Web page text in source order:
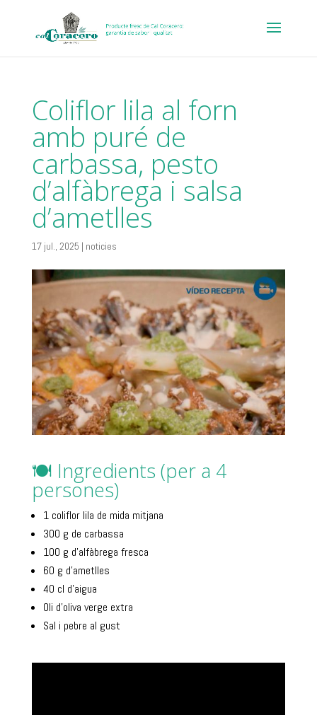
Coliflor lila al forn
amb puré de
carbassa, pesto
d’alfàbrega i salsa
d’ametlles
17 jul., 2025 | noticies
🍽️ Ingredients (per a 4
persones)
1 coliflor lila de mida mitjana
300 g de carbassa
100 g d’alfàbrega fresca
60 g d’ametlles
40 cl d’aigua
Oli d’oliva verge extra
Sal i pebre al gust